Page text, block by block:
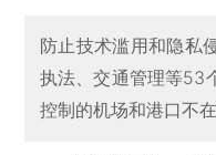
防止技术滥用和隐私
执法、交通管理等53
控制的机场和港口不